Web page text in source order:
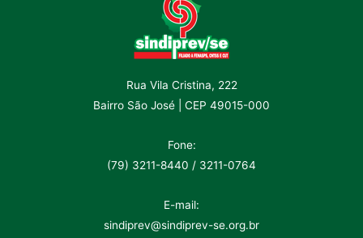
Rua Vila Cristina, 222
Bairro São José | CEP 49015-000
Fone:
(79) 3211-8440 / 3211-0764
E-mail:
sindiprev@sindiprev-se.org.br